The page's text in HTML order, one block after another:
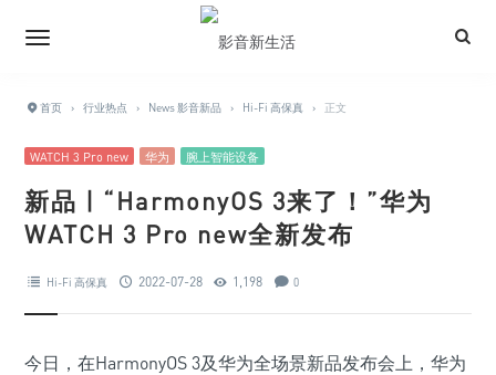
首页 › 行业热点 › News 影音新品 › Hi-Fi 高保真 › 正文
WATCH 3 Pro new 华为 腕上智能设备
新品 | “HarmonyOS 3来了！”华为
WATCH 3 Pro new全新发布
Hi-Fi 高保真 2022-07-28 1,198 0
今日，在HarmonyOS 3及华为全场景新品发布会上，华为